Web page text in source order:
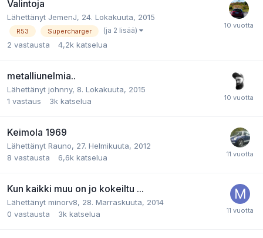
Valintoja
Lähettänyt JemenJ, 24. Lokakuuta, 2015
R53 Supercharger (ja 2 lisää)
2 vastausta 4,2k katselua
metalliunelmia..
Lähettänyt johnny, 8. Lokakuuta, 2015
1 vastaus 3k katselua
Keimola 1969
Lähettänyt Rauno, 27. Helmikuuta, 2012
8 vastausta 6,6k katselua
Kun kaikki muu on jo kokeiltu ...
Lähettänyt minorv8, 28. Marraskuuta, 2014
0 vastausta 3k katselua